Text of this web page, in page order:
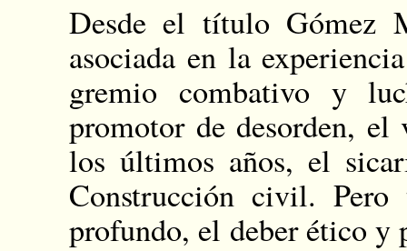
Desde el título Gómez
asociada en la
gremio combativo y
promotor de desorden,
los últimos años, el
Construcción civil.
profundo, el deber ético y